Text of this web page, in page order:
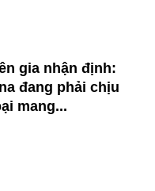
gia nhận định:
đang phải chịu
mang...